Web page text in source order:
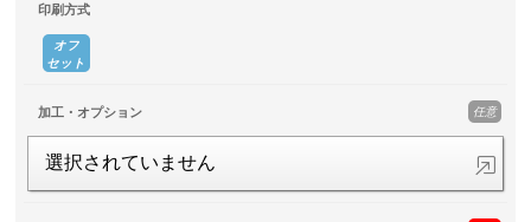
印刷方式
オフ
セット
加工・オプション 任意
選択されていません